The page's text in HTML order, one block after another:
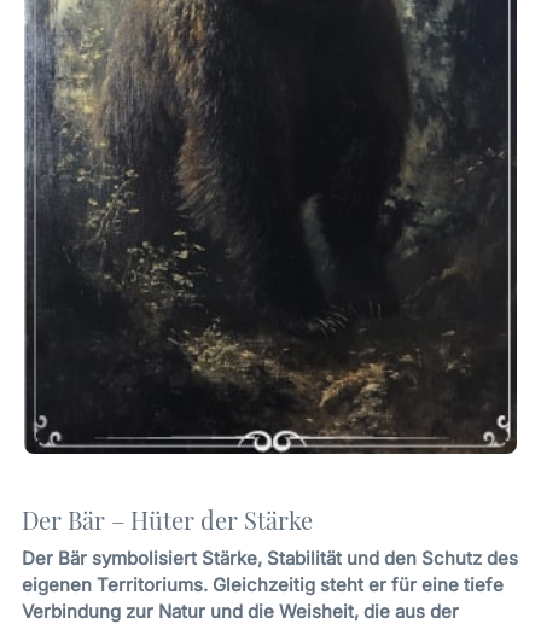
Der Bär – Hüter der Stärke
Der Bär symbolisiert Stärke, Stabilität und den Schutz des
eigenen Territoriums. Gleichzeitig steht er für eine tiefe
Verbindung zur Natur und die Weisheit, die aus der